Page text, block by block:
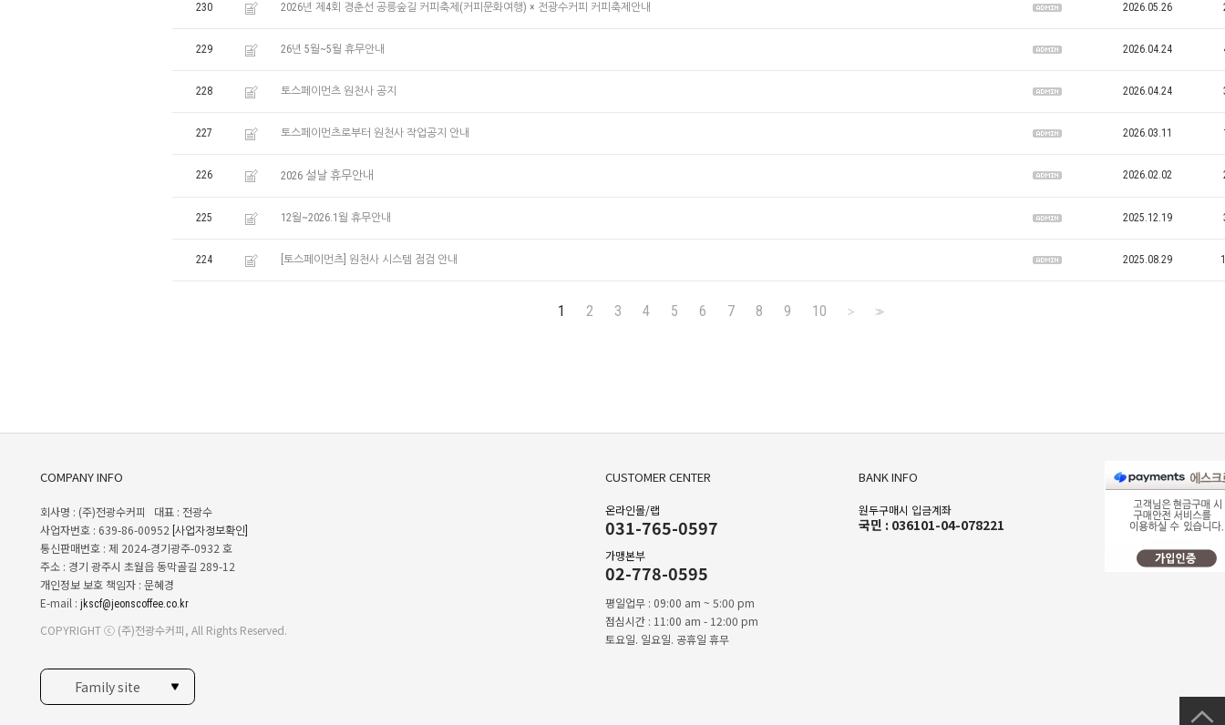
230 2026년 제4회 경춘선 공릉숲길 커피축제(커피문화여행) × 전광수커피 커피축제안내 2026.05.26
229 26년 5월~5월 휴무안내 2026.04.24
228 토스페이먼츠 원천사 공지 2026.04.24
227 토스페이먼츠로부터 원천사 작업공지 안내 2026.03.11
226 2026 설날 휴무안내 2026.02.02
225 12월~2026.1월 휴무안내 2025.12.19
224 [토스페이먼츠] 원천사 시스템 점검 안내 2025.08.29
1 2 3 4 5 6 7 8 9 10 > >>
COMPANY INFO
회사명 : (주)전광수커피 대표 : 전광수
사업자번호 : 639-86-00952 [사업자정보확인]
통신판매번호 : 제 2024-경기광주-0932 호
주소 : 경기 광주시 초월읍 동막골길 289-12
개인정보 보호 책임자 : 문혜경
E-mail : jkscf@jeonscoffee.co.kr
COPYRIGHT ⓒ (주)전광수커피, All Rights Reserved.
Family site
CUSTOMER CENTER
온라인몰/랩
031-765-0597
가맹본부
02-778-0595
평일업무 : 09:00 am ~ 5:00 pm
점심시간 : 11:00 am - 12:00 pm
토요일. 일요일. 공휴일 휴무
BANK INFO
원두구매시 입금계좌
국민 : 036101-04-078221